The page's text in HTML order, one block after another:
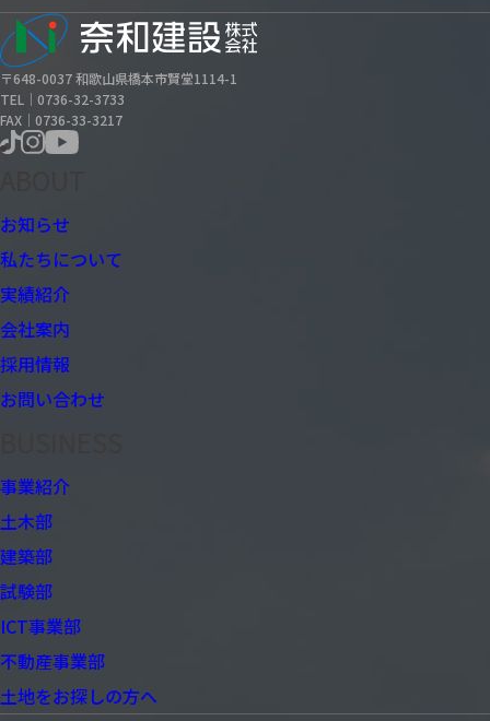
〒648-0037 和歌山県橋本市賢堂1114-1
TEL｜0736-32-3733
FAX｜0736-33-3217
お知らせ
私たちについて
実績紹介
会社案内
採用情報
お問い合わせ
事業紹介
土木部
建築部
試験部
ICT事業部
不動産事業部
土地をお探しの方へ